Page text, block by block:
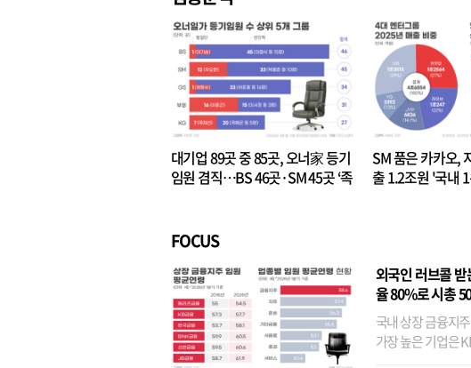
대기업 89곳 중 85곳, 오너家 등기
임원 겸직…BS 46곳·SM 45곳 ‘족
SM 품은 카카오,
출 1.2조원 '국내
FOCUS
외국인 러브콜
율 80%로 시총
국내 상장 금융지
가장 높은 기업은